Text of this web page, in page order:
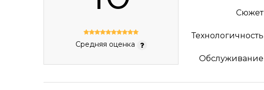
Средняя оценка
Сюжет
Технологичность
Обслуживание